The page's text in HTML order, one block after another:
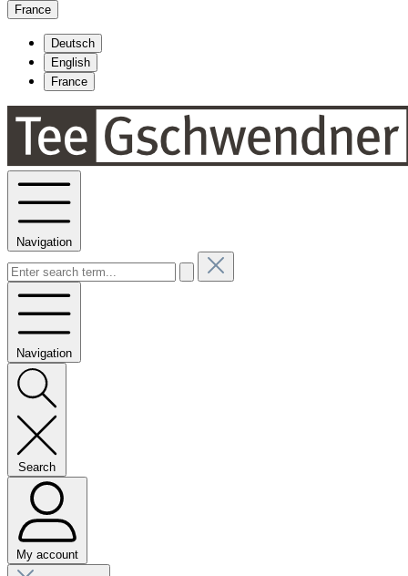
France
Deutsch
English
France
Navigation
Navigation
Search
My account